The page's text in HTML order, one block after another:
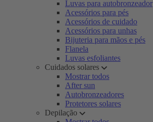
Luvas para autobronzeador
Acessórios para pés
Acessórios de cuidado
Acessórios para unhas
Bijuteria para mãos e pés
Flanela
Luvas esfoliantes
Cuidados solares
Mostrar todos
After sun
Autobronzeadores
Protetores solares
Depilação